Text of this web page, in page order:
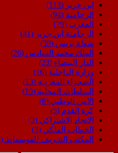
ابن جرير (113)
الرحامنة (94)
المغرب (79)
الرحامنة ابن جرير (41)
شعلة بريس (39)
الملك محمد السادس (26)
الدار البيضاء (23)
وزارة الداخلية (16)
الصحراء المغربية (13)
السلطات المحلية (10)
الامن الوطني (6)
كرة القدم (5)
الاتحاد الاشتراكي (3)
الخطاب الملكي (3)
المكتب الشريف للفوسفاط (3)